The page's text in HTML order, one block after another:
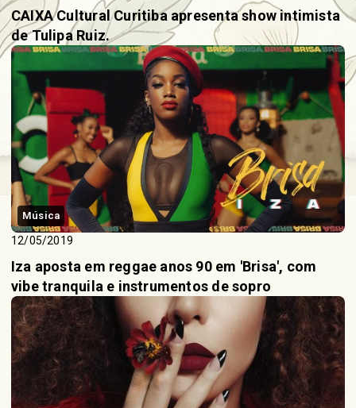
CAIXA Cultural Curitiba apresenta show intimista
de Tulipa Ruiz.
Música
12/05/2019
Iza aposta em reggae anos 90 em 'Brisa', com
vibe tranquila e instrumentos de sopro